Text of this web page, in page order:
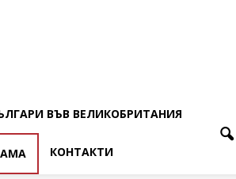
ВЪВ ВЕЛИКОБРИТАНИЯ
КОНТАКТИ